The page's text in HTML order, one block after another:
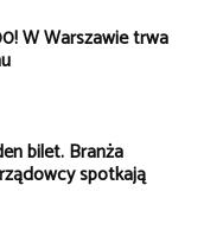
W Warszawie trwa
bilet. Branża
spotkają